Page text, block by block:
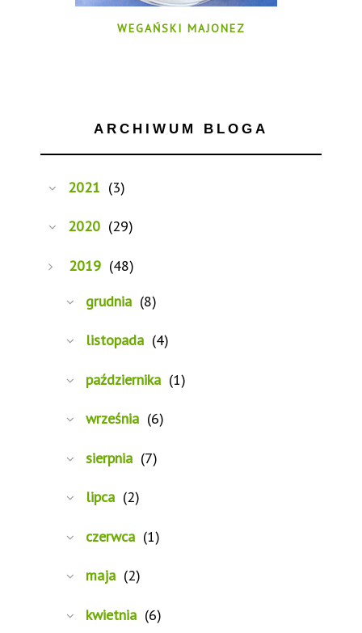
WEGAŃSKI MAJONEZ
ARCHIWUM BLOGA
2021 (3)
2020 (29)
2019 (48)
grudnia (8)
listopada (4)
października (1)
września (6)
sierpnia (7)
lipca (2)
czerwca (1)
maja (2)
kwietnia (6)